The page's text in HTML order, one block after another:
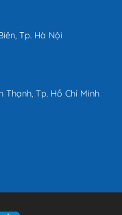
Tp. Hà Nội
Thạnh, Tp. Hồ Chí Minh